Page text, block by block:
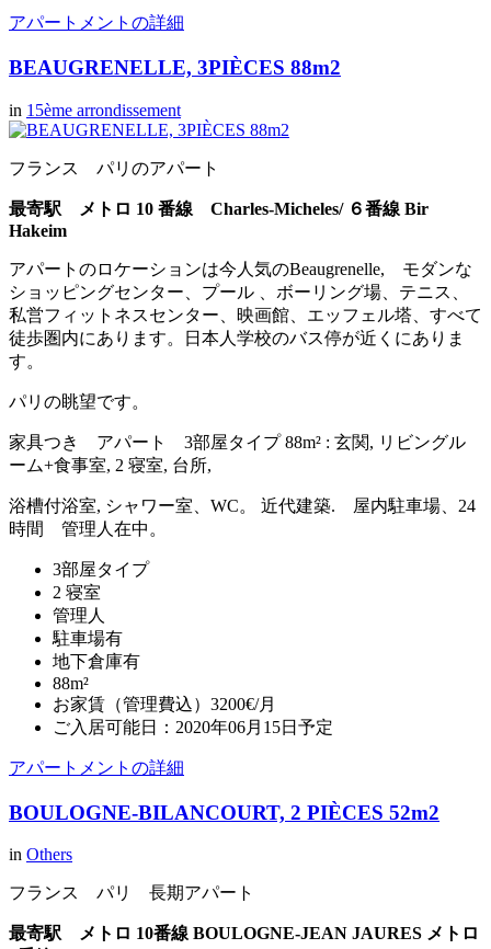
アパートメントの詳細
BEAUGRENELLE, 3PIÈCES 88m2
in 15ème arrondissement
フランス パリのアパート
最寄駅 メトロ 10 番線 Charles-Micheles/ ６番線 Bir
Hakeim
アパートのロケーションは今人気のBeaugrenelle, モダンな
ショッピングセンター、プール 、ボーリング場、テニス、
私営フィットネスセンター、映画館、エッフェル塔、すべて
徒歩圏内にあります。日本人学校のバス停が近くにありま
す。
パリの眺望です。
家具つき アパート 3部屋タイプ 88m² : 玄関, リビングル
ーム+食事室, 2 寝室, 台所,
浴槽付浴室, シャワー室、WC。 近代建築. 屋内駐車場、24
時間 管理人在中。
3部屋タイプ
2 寝室
管理人
駐車場有
地下倉庫有
88m²
お家賃（管理費込）3200€/月
ご入居可能日：2020年06月15日予定
アパートメントの詳細
BOULOGNE-BILANCOURT, 2 PIÈCES 52m2
in Others
フランス パリ 長期アパート
最寄駅 メトロ 10番線 BOULOGNE-JEAN JAURES メトロ